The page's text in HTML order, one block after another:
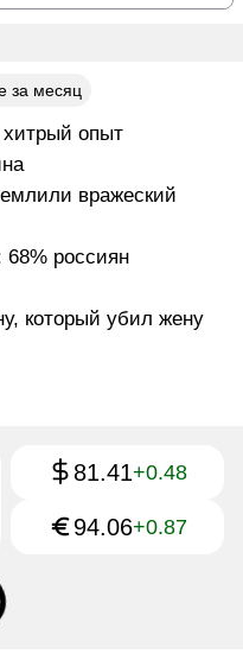
за месяц
хитрый опыт
вражеский
россиян
который убил жену
81.41+0.48
94.06+0.87